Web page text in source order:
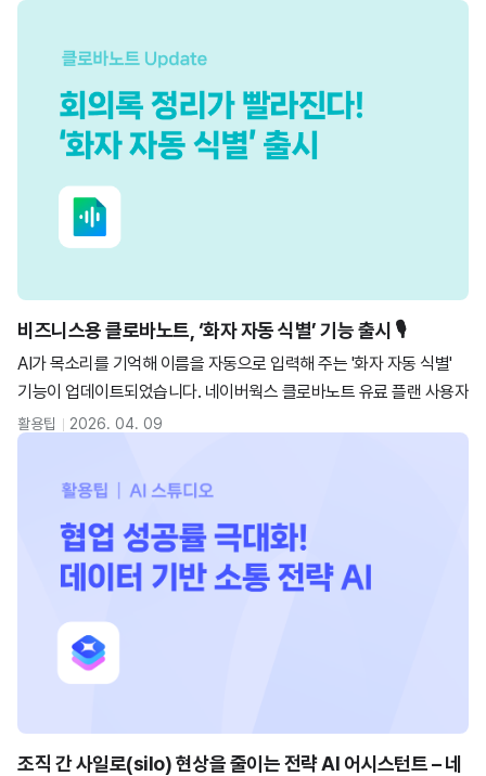
비즈니스용 클로바노트, ‘화자 자동 식별’ 기능 출시 🎙️
AI가 목소리를 기억해 이름을 자동으로 입력해 주는 '화자 자동 식별'
기능이 업데이트되었습니다. 네이버웍스 클로바노트 유료 플랜 사용자
라면 최초 1회 설정만으로 회의록 정리 시간을 획기적으로 단축할 수
활용팁 2026. 04. 09
조직 간 사일로(silo) 현상을 줄이는 전략 AI 어시스턴트 – 네